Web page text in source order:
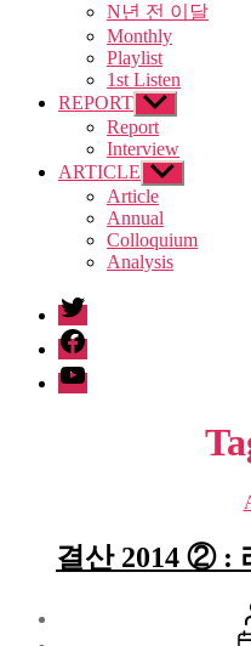
N년 전 이달
Monthly
Playlist
1st Listen
REPORT Show
sub
menu
Report
Interview
ARTICLE Show
sub
menu
Article
Annual
Colloquium
Analysis
twitter
facebook
Youtube
결산 2014 ② :